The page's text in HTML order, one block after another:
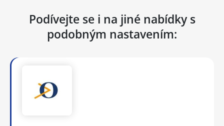
Podívejte se i na jiné nabídky s
podobným nastavením: